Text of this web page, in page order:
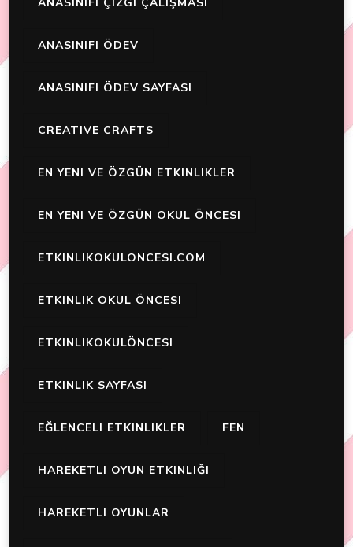
ANASINIFI ÖDEV
ANASINIFI ÖDEV SAYFASI
CREATIVE CRAFTS
EN YENI VE ÖZGÜN ETKINLIKLER
EN YENI VE ÖZGÜN OKUL ÖNCESI
ETKINLIKOKULONCESI.COM
ETKINLIK OKUL ÖNCESI
ETKINLIKOKULÖNCESI
ETKINLIK SAYFASI
EĞLENCELI ETKINLIKLER FEN
HAREKETLI OYUN ETKINLIĞI
HAREKETLI OYUNLAR